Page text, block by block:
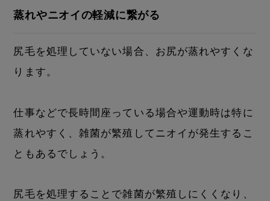
蒸れやニオイの軽減に繋がる
尻毛を処理していない場合、お尻が蒸れやすくな
ります。
仕事などで長時間座っている場合や運動時は特に
蒸れやすく、雑菌が繁殖してニオイが発生するこ
ともあるでしょう。
尻毛を処理することで雑菌が繁殖しにくくなり、